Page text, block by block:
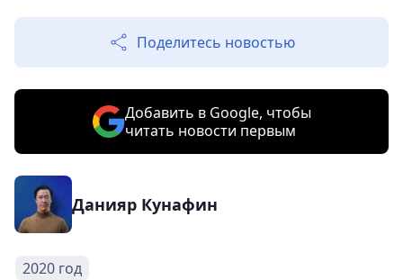
Поделитесь новостью
Добавить в Google, чтобы
читать новости первым
Данияр Кунафин
2020 год